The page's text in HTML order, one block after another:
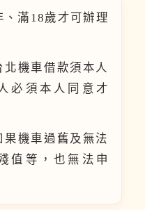
、滿18歲才可辦理
北機車借款須本人
必須本人同意才
果機車過舊及無法
值等，也無法申